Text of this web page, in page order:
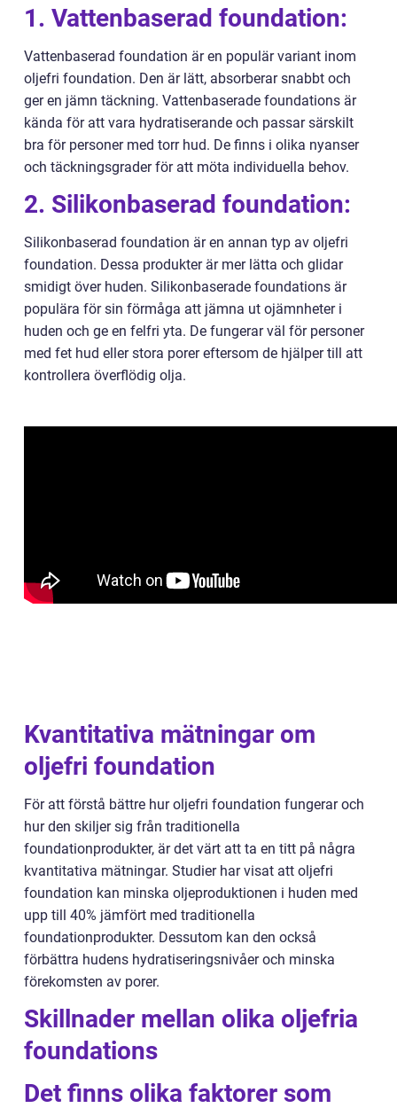
1. Vattenbaserad foundation:
Vattenbaserad foundation är en populär variant inom
oljefri foundation. Den är lätt, absorberar snabbt och
ger en jämn täckning. Vattenbaserade foundations är
kända för att vara hydratiserande och passar särskilt
bra för personer med torr hud. De finns i olika nyanser
och täckningsgrader för att möta individuella behov.
2. Silikonbaserad foundation:
Silikonbaserad foundation är en annan typ av oljefri
foundation. Dessa produkter är mer lätta och glidar
smidigt över huden. Silikonbaserade foundations är
populära för sin förmåga att jämna ut ojämnheter i
huden och ge en felfri yta. De fungerar väl för personer
med fet hud eller stora porer eftersom de hjälper till att
kontrollera överflödig olja.
Kvantitativa mätningar om
oljefri foundation
För att förstå bättre hur oljefri foundation fungerar och
hur den skiljer sig från traditionella
foundationprodukter, är det värt att ta en titt på några
kvantitativa mätningar. Studier har visat att oljefri
foundation kan minska oljeproduktionen i huden med
upp till 40% jämfört med traditionella
foundationprodukter. Dessutom kan den också
förbättra hudens hydratiseringsnivåer och minska
förekomsten av porer.
Skillnader mellan olika oljefria
foundations
Det finns olika faktorer som